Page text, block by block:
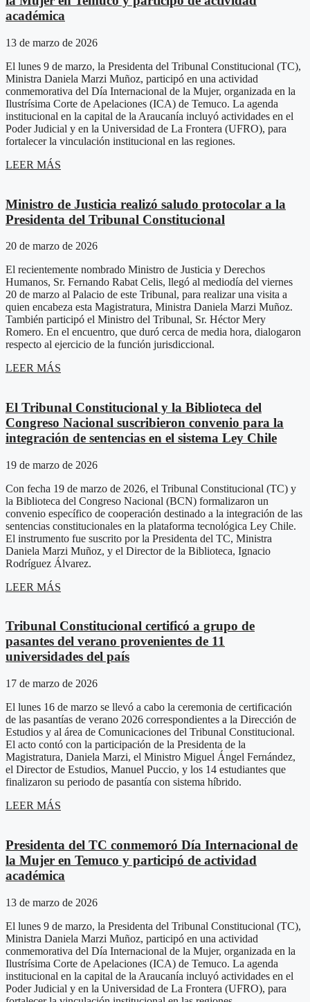
académica
13 de marzo de 2026
El lunes 9 de marzo, la Presidenta del Tribunal Constitucional (TC),
Ministra Daniela Marzi Muñoz, participó en una actividad
conmemorativa del Día Internacional de la Mujer, organizada en la
Ilustrísima Corte de Apelaciones (ICA) de Temuco. La agenda
institucional en la capital de la Araucanía incluyó actividades en el
Poder Judicial y en la Universidad de La Frontera (UFRO), para
fortalecer la vinculación institucional en las regiones.
LEER MÁS
Ministro de Justicia realizó saludo protocolar a la
Presidenta del Tribunal Constitucional
20 de marzo de 2026
El recientemente nombrado Ministro de Justicia y Derechos
Humanos, Sr. Fernando Rabat Celis, llegó al mediodía del viernes
20 de marzo al Palacio de este Tribunal, para realizar una visita a
quien encabeza esta Magistratura, Ministra Daniela Marzi Muñoz.
También participó el Ministro del Tribunal, Sr. Héctor Mery
Romero. En el encuentro, que duró cerca de media hora, dialogaron
respecto al ejercicio de la función jurisdiccional.
LEER MÁS
El Tribunal Constitucional y la Biblioteca del
Congreso Nacional suscribieron convenio para la
integración de sentencias en el sistema Ley Chile
19 de marzo de 2026
Con fecha 19 de marzo de 2026, el Tribunal Constitucional (TC) y
la Biblioteca del Congreso Nacional (BCN) formalizaron un
convenio específico de cooperación destinado a la integración de las
sentencias constitucionales en la plataforma tecnológica Ley Chile.
El instrumento fue suscrito por la Presidenta del TC, Ministra
Daniela Marzi Muñoz, y el Director de la Biblioteca, Ignacio
Rodríguez Álvarez.
LEER MÁS
Tribunal Constitucional certificó a grupo de
pasantes del verano provenientes de 11
universidades del país
17 de marzo de 2026
El lunes 16 de marzo se llevó a cabo la ceremonia de certificación
de las pasantías de verano 2026 correspondientes a la Dirección de
Estudios y al área de Comunicaciones del Tribunal Constitucional.
El acto contó con la participación de la Presidenta de la
Magistratura, Daniela Marzi, el Ministro Miguel Ángel Fernández,
el Director de Estudios, Manuel Puccio, y los 14 estudiantes que
finalizaron su periodo de pasantía con sistema híbrido.
LEER MÁS
Presidenta del TC conmemoró Día Internacional de
la Mujer en Temuco y participó de actividad
académica
13 de marzo de 2026
El lunes 9 de marzo, la Presidenta del Tribunal Constitucional (TC),
Ministra Daniela Marzi Muñoz, participó en una actividad
conmemorativa del Día Internacional de la Mujer, organizada en la
Ilustrísima Corte de Apelaciones (ICA) de Temuco. La agenda
institucional en la capital de la Araucanía incluyó actividades en el
Poder Judicial y en la Universidad de La Frontera (UFRO), para